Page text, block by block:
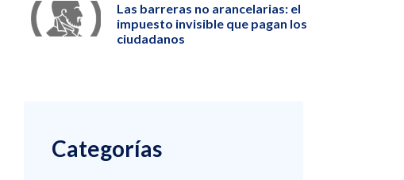
Las barreras no arancelarias: el
impuesto invisible que pagan los
ciudadanos
Categorías